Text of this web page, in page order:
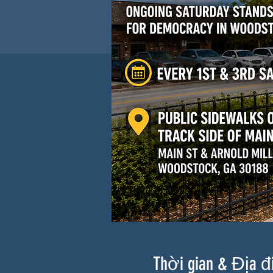
Thời gian & Địa